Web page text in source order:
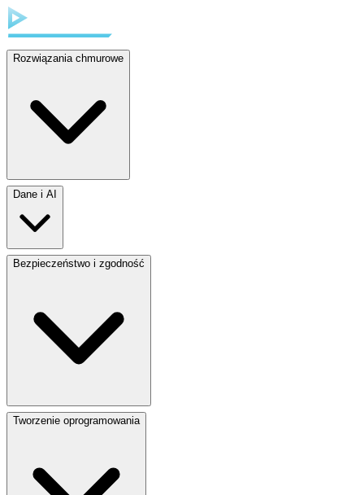
Rozwiązania chmurowe
Dane i AI
Bezpieczeństwo i zgodność
Tworzenie oprogramowania